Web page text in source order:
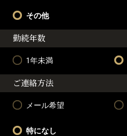
その他
勤続年数
1年未満
ご連絡方法
メール希望
特になし